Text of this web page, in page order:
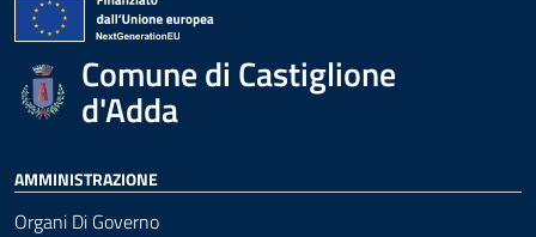
Comune di Castiglione
d'Adda
AMMINISTRAZIONE
Organi Di Governo